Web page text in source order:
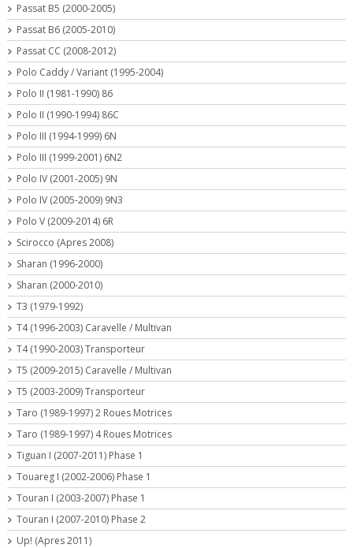
Passat B5 (2000-2005)
Passat B6 (2005-2010)
Passat CC (2008-2012)
Polo Caddy / Variant (1995-2004)
Polo II (1981-1990) 86
Polo II (1990-1994) 86C
Polo III (1994-1999) 6N
Polo III (1999-2001) 6N2
Polo IV (2001-2005) 9N
Polo IV (2005-2009) 9N3
Polo V (2009-2014) 6R
Scirocco (Apres 2008)
Sharan (1996-2000)
Sharan (2000-2010)
T3 (1979-1992)
T4 (1996-2003) Caravelle / Multivan
T4 (1990-2003) Transporteur
T5 (2009-2015) Caravelle / Multivan
T5 (2003-2009) Transporteur
Taro (1989-1997) 2 Roues Motrices
Taro (1989-1997) 4 Roues Motrices
Tiguan I (2007-2011) Phase 1
Touareg I (2002-2006) Phase 1
Touran I (2003-2007) Phase 1
Touran I (2007-2010) Phase 2
Up! (Apres 2011)